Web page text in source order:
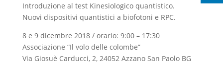
Introduzione al test Kinesiologico quantistico.
Nuovi dispositivi quantistici a biofotoni e RPC.
8 e 9 dicembre 2018 / orario: 9:00 – 17:30
Associazione “Il volo delle colombe”
Via Giosuè Carducci, 2, 24052 Azzano San Paolo BG